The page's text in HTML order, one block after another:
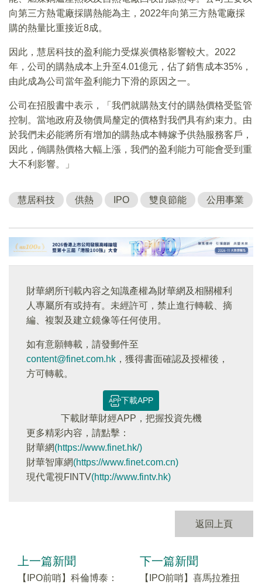
向第三方熱電廠採購熱能為主，2022年向第三方熱電廠採
購的熱量比重接近8成。
因此，慧居科技的盈利能力受煤炭價格影響較大。2022
年，公司的購熱成本上升至4.01億元，佔了銷售成本35%，
由此成為公司當年盈利能力下滑的原因之一。
公司在招股書中表示，「我們就購熱支付的購熱價格受監管
控制。當地政府及物價局釐定的價格對我們具有約束力。由
於我們未必能將所有增加的購熱成本轉嫁予供熱服務客戶，
因此，倘購熱價格大幅上漲，我們的盈利能力可能會受到重
大不利影響。」
慧居科技 供熱 IPO 雙良節能 公用事業
財華網所刊載內容之知識產權為財華網及相關權利
人專屬所有或持有。未經許可，禁止進行轉載、摘
編、複製及建立鏡像等任何使用。
如有意願轉載，請發郵件至
content@finet.com.hk ，獲得書面確認及授權後，
方可轉載。
下載APP
下載財華財經APP，把握投資先機
更多精彩内容，請點擊：
財華網(https://www.finet.hk/)
財華智庫網(https://www.finet.com.cn)
現代電視FINTV(http://www.fintv.hk)
返回上頁
上一篇新聞
【IPO前哨】科倫博泰：
下一篇新聞
【IPO前哨】喜馬拉雅扭